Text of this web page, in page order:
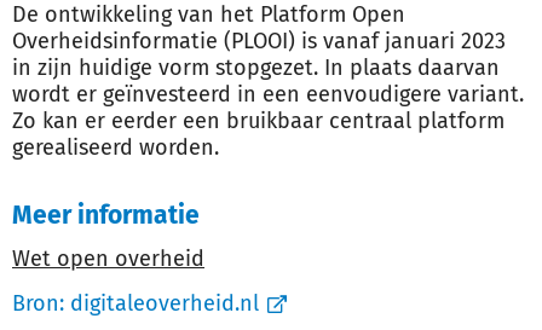
De ontwikkeling van het Platform Open
Overheidsinformatie (PLOOI) is vanaf januari 2023
in zijn huidige vorm stopgezet. In plaats daarvan
wordt er geïnvesteerd in een eenvoudigere variant.
Zo kan er eerder een bruikbaar centraal platform
gerealiseerd worden.
Meer informatie
Wet open overheid
Bron: digitaleoverheid.nl